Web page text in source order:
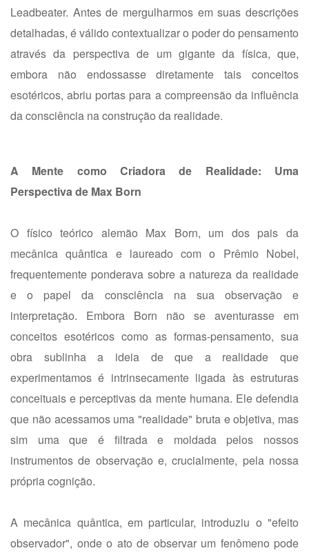
Leadbeater. Antes de mergulharmos em suas descrições
detalhadas, é válido contextualizar o poder do pensamento
através da perspectiva de um gigante da física, que,
embora não endossasse diretamente tais conceitos
esotéricos, abriu portas para a compreensão da influência
da consciência na construção da realidade.
A Mente como Criadora de Realidade: Uma
Perspectiva de Max Born
O físico teórico alemão Max Born, um dos pais da
mecânica quântica e laureado com o Prêmio Nobel,
frequentemente ponderava sobre a natureza da realidade
e o papel da consciência na sua observação e
interpretação. Embora Born não se aventurasse em
conceitos esotéricos como as formas-pensamento, sua
obra sublinha a ideia de que a realidade que
experimentamos é intrinsecamente ligada às estruturas
conceituais e perceptivas da mente humana. Ele defendia
que não acessamos uma "realidade" bruta e objetiva, mas
sim uma que é filtrada e moldada pelos nossos
instrumentos de observação e, crucialmente, pela nossa
própria cognição.
A mecânica quântica, em particular, introduziu o "efeito
observador", onde o ato de observar um fenômeno pode